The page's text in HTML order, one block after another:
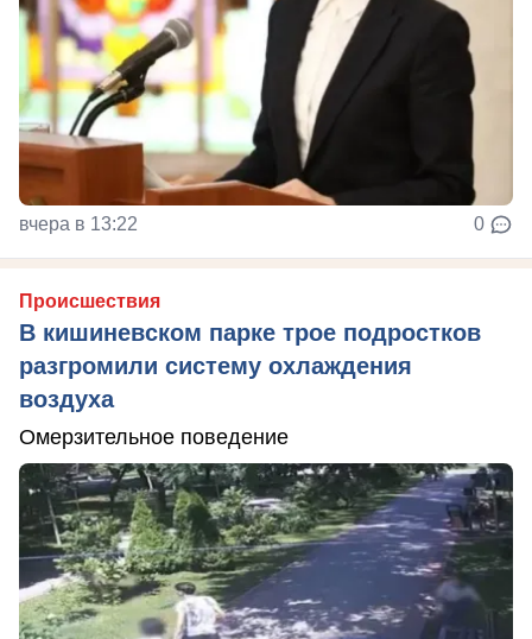
вчера в 13:22 0
Происшествия
В кишиневском парке трое подростков
разгромили систему охлаждения
воздуха
Омерзительное поведение